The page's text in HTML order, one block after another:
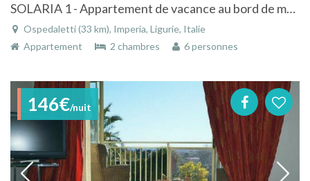
SOLARIA 1 - Appartement de vacance au bord de mer à OSPEDALETTI LIGURE
Ospedaletti (33 km), Imperia, Ligurie, Italie
Appartement
2 chambres 6 personnes
146€/nuit